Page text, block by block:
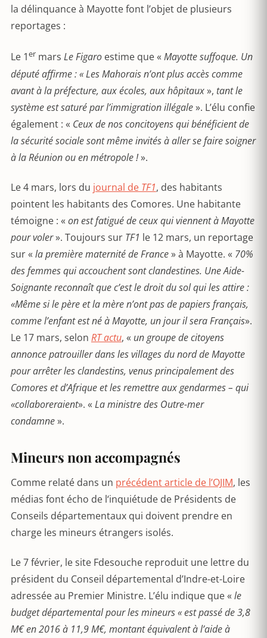
la délinquance à Mayotte font l’objet de plusieurs
reportages :
Le 1er mars Le Figaro estime que « Mayotte suffoque. Un
député affirme : « Les Mahorais n’ont plus accès comme
avant à la préfecture, aux écoles, aux hôpitaux», tant le
système est saturé par l’immigration illégale». L’élu confie
également : « Ceux de nos concitoyens qui bénéficient de
la sécurité sociale sont même invités à aller se faire soigner
à la Réunion ou en métropole !».
Le 4 mars, lors du journal de TF1, des habitants
pointent les habitants des Comores. Une habitante
témoigne : « on est fatigué de ceux qui viennent à Mayotte
pour voler». Toujours sur TF1 le 12 mars, un reportage
sur « la première maternité de France» à Mayotte. « 70%
des femmes qui accouchent sont clandestines. Une Aide-
Soignante reconnaît que c’est le droit du sol qui les attire :
«Même si le père et la mère n’ont pas de papiers français,
comme l’enfant est né à Mayotte, un jour il sera Français».
Le 17 mars, selon RT actu, « un groupe de citoyens
annonce patrouiller dans les villages du nord de Mayotte
pour arrêter les clandestins, venus principalement des
Comores et d’Afrique et les remettre aux gendarmes – qui
«collaboreraient». « La ministre des Outre-mer
condamne».
Mineurs non accompagnés
Comme relaté dans un précédent article de l’OJIM, les
médias font écho de l‘inquiétude de Présidents de
Conseils départementaux qui doivent prendre en
charge les mineurs étrangers isolés.
Le 7 février, le site Fdesouche reproduit une lettre du
président du Conseil départemental d’Indre-et-Loire
adressée au Premier Ministre. L’élu indique que « le
budget départemental pour les mineurs « est passé de 3,8
M€ en 2016 à 11,9 M€, montant équivalent à l’aide à